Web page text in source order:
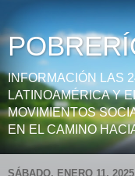
INFORMACIÓN LAS
LATINOAMÉRICA Y
MOVIMIENTOS
EN EL CAMINO
SÁBADO, ENERO 11, 2025